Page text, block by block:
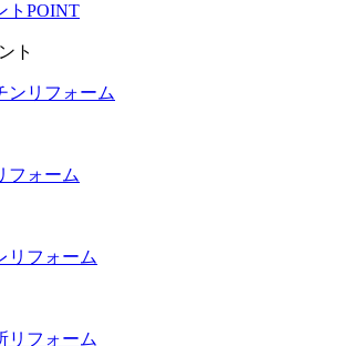
ト POINT
ト